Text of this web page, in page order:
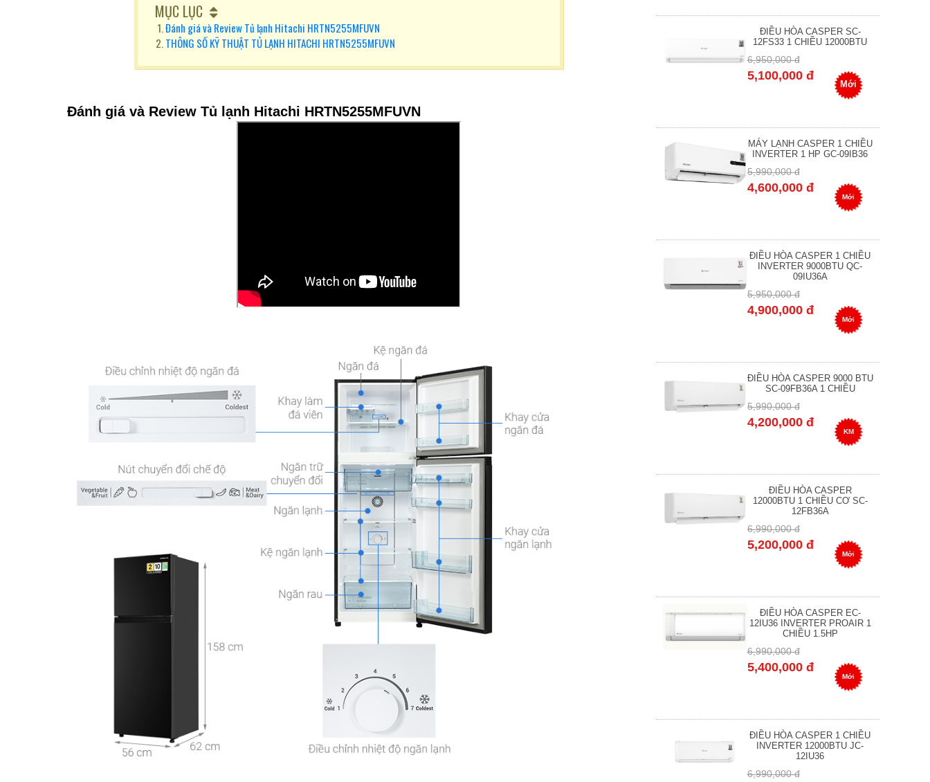
MỤC LỤC
Đánh giá và Review Tủ lạnh Hitachi HRTN5255MFUVN
THÔNG SỐ KỸ THUẬT TỦ LẠNH HITACHI HRTN5255MFUVN
Đánh giá và Review Tủ lạnh Hitachi HRTN5255MFUVN
ĐIỀU HÒA CASPER SC-
12FS33 1 CHIỀU 12000BTU
6,950,000 đ
5,100,000 đ
Mới
MÁY LẠNH CASPER 1 CHIỀU
INVERTER 1 HP GC-09IB36
5,990,000 đ
4,600,000 đ
Mới
ĐIỀU HÒA CASPER 1 CHIỀU
INVERTER 9000BTU QC-
09IU36A
5,950,000 đ
4,900,000 đ
Mới
ĐIỀU HÒA CASPER 9000 BTU
SC-09FB36A 1 CHIỀU
5,990,000 đ
4,200,000 đ
KM
ĐIỀU HÒA CASPER
12000BTU 1 CHIỀU CƠ SC-
12FB36A
6,990,000 đ
5,200,000 đ
Mới
ĐIỀU HÒA CASPER EC-
12IU36 INVERTER PROAIR 1
CHIỀU 1.5HP
6,990,000 đ
5,400,000 đ
Mới
ĐIỀU HÒA CASPER 1 CHIỀU
INVERTER 12000BTU JC-
12IU36
6,990,000 đ